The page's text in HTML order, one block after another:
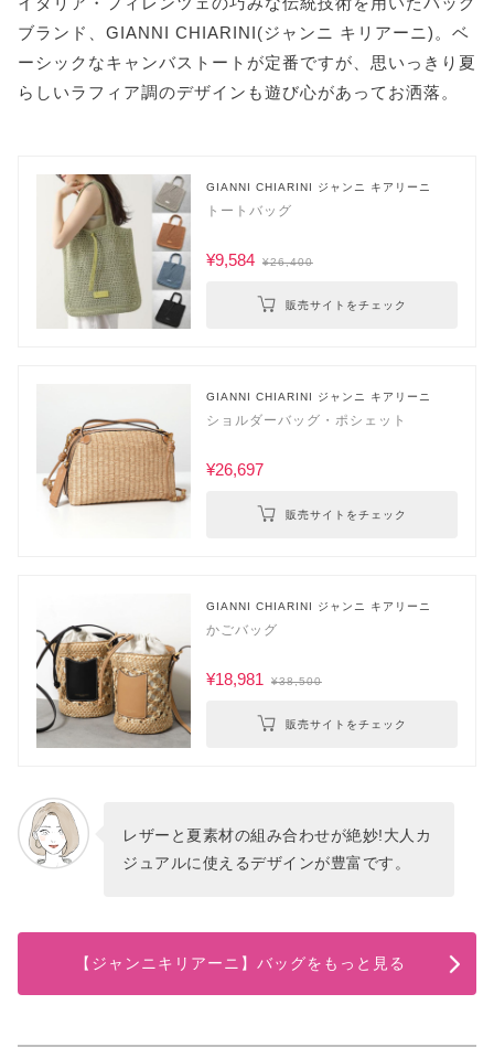
ブランド、GIANNI CHIARINI(ジャンニ キリアーニ)。ベ
ーシックなキャンバストートが定番ですが、思いっきり夏
らしいラフィア調のデザインも遊び心があってお洒落。
GIANNI CHIARINI ジャンニ キアリーニ
トートバッグ
¥9,584 ¥26,400
販売サイトをチェック
GIANNI CHIARINI ジャンニ キアリーニ
ショルダーバッグ・ポシェット
¥26,697
販売サイトをチェック
GIANNI CHIARINI ジャンニ キアリーニ
かごバッグ
¥18,981 ¥38,500
販売サイトをチェック
レザーと夏素材の組み合わせが絶妙!大人カ
ジュアルに使えるデザインが豊富です。
【ジャンニキリアーニ】バッグをもっと見る